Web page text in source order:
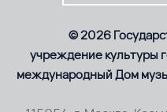
© 2026
учреждение культуры
международный Дом